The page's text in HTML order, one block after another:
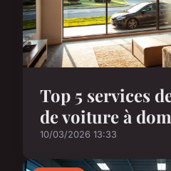
Top 5 services
de voiture à
10/03/2026 13:33